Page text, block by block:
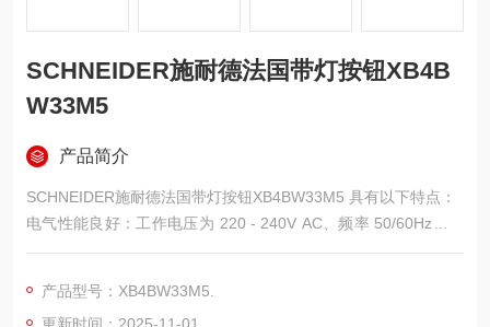
SCHNEIDER施耐德法国带灯按钮XB4B
W33M5
产品简介
SCHNEIDER施耐德法国带灯按钮XB4BW33M5 具有以下特点：
电气性能良好：工作电压为 220 - 240V AC、频率 50/60Hz，能
适配多种常规电气环境35。额定电压可达 600V，可承受一定程
点，能够满足大多数常规控制电路的电流负载要求，可可靠地控
产品型号：XB4BW33M5.